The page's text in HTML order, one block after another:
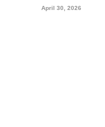
April 30, 2026